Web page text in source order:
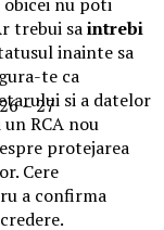
– 27
trebui saintrebi
inainte sa
te ca
si a datelor
RCA nou
protejarea
Cere
a confirma